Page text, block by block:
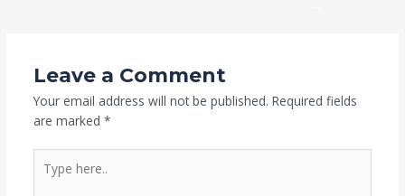
Leave a Comment
Your email address will not be published. Required fields
are marked *
here..